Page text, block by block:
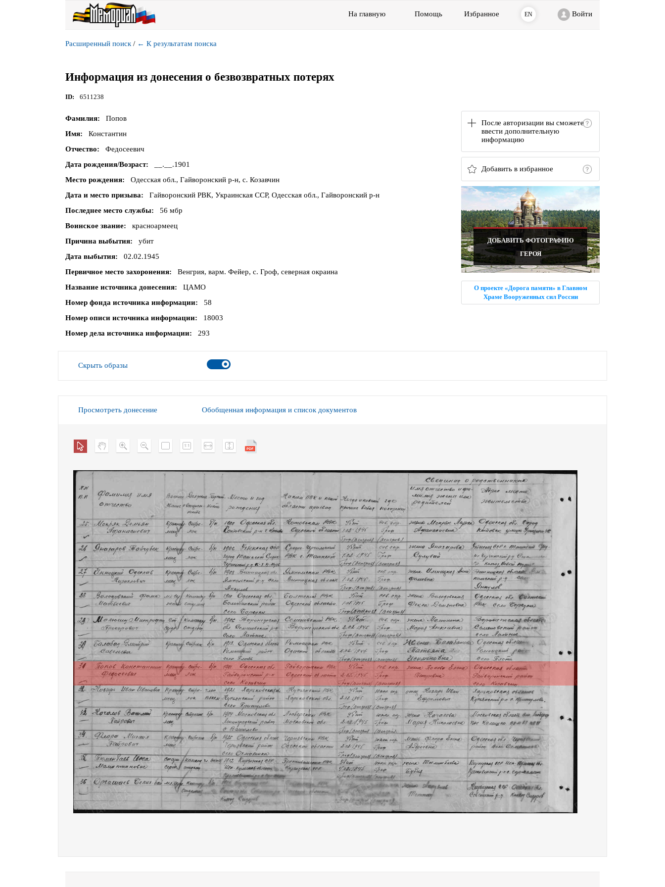
На главную Помощь Избранное EN Войти
Расширенный поиск / ← К результатам поиска
Информация из донесения о безвозвратных потерях
ID 6511238
После авторизации вы сможете
ввести дополнительную
информацию
Добавить в избранное
ДОБАВИТЬ ФОТОГРАФИЮ
ГЕРОЯ
О проекте «Дорога памяти» в Главном
Храме Вооруженных сил России
Фамилия
Попов
Имя
Константин
Отчество
Федосеевич
Дата рождения/Возраст
__.__.1901
Место рождения
Одесская обл., Гайворонский р-н, с. Козавчин
Дата и место призыва
Гайворонский РВК, Украинская ССР, Одесская обл., Гайворонский р-н
Последнее место службы
56 мбр
Воинское звание
красноармеец
Причина выбытия
убит
Дата выбытия
02.02.1945
Первичное место захоронения
Венгрия, варм. Фейер, с. Гроф, северная окраина
Название источника донесения
ЦАМО
Номер фонда источника информации
58
Номер описи источника информации
18003
Номер дела источника информации
293
Скрыть образы
Просмотреть донесение Обобщенная информация и список документов